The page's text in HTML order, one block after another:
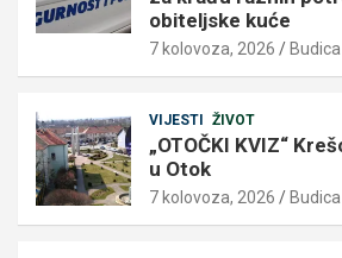
obiteljske kuće
7 kolovoza, 2026
VIJESTI ŽIVOT
„OTOČKI KVIZ“
u Otok
7 kolovoza, 2026